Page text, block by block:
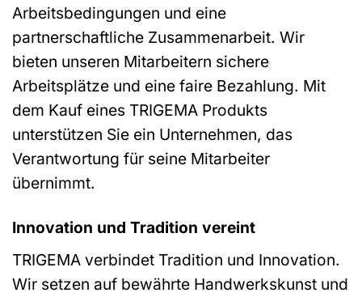
Arbeitsbedingungen und eine
partnerschaftliche Zusammenarbeit. Wir
bieten unseren Mitarbeitern sichere
Arbeitsplätze und eine faire Bezahlung. Mit
dem Kauf eines TRIGEMA Produkts
unterstützen Sie ein Unternehmen, das
Verantwortung für seine Mitarbeiter
übernimmt.
Innovation und Tradition vereint
TRIGEMA verbindet Tradition und Innovation.
Wir setzen auf bewährte Handwerkskunst und